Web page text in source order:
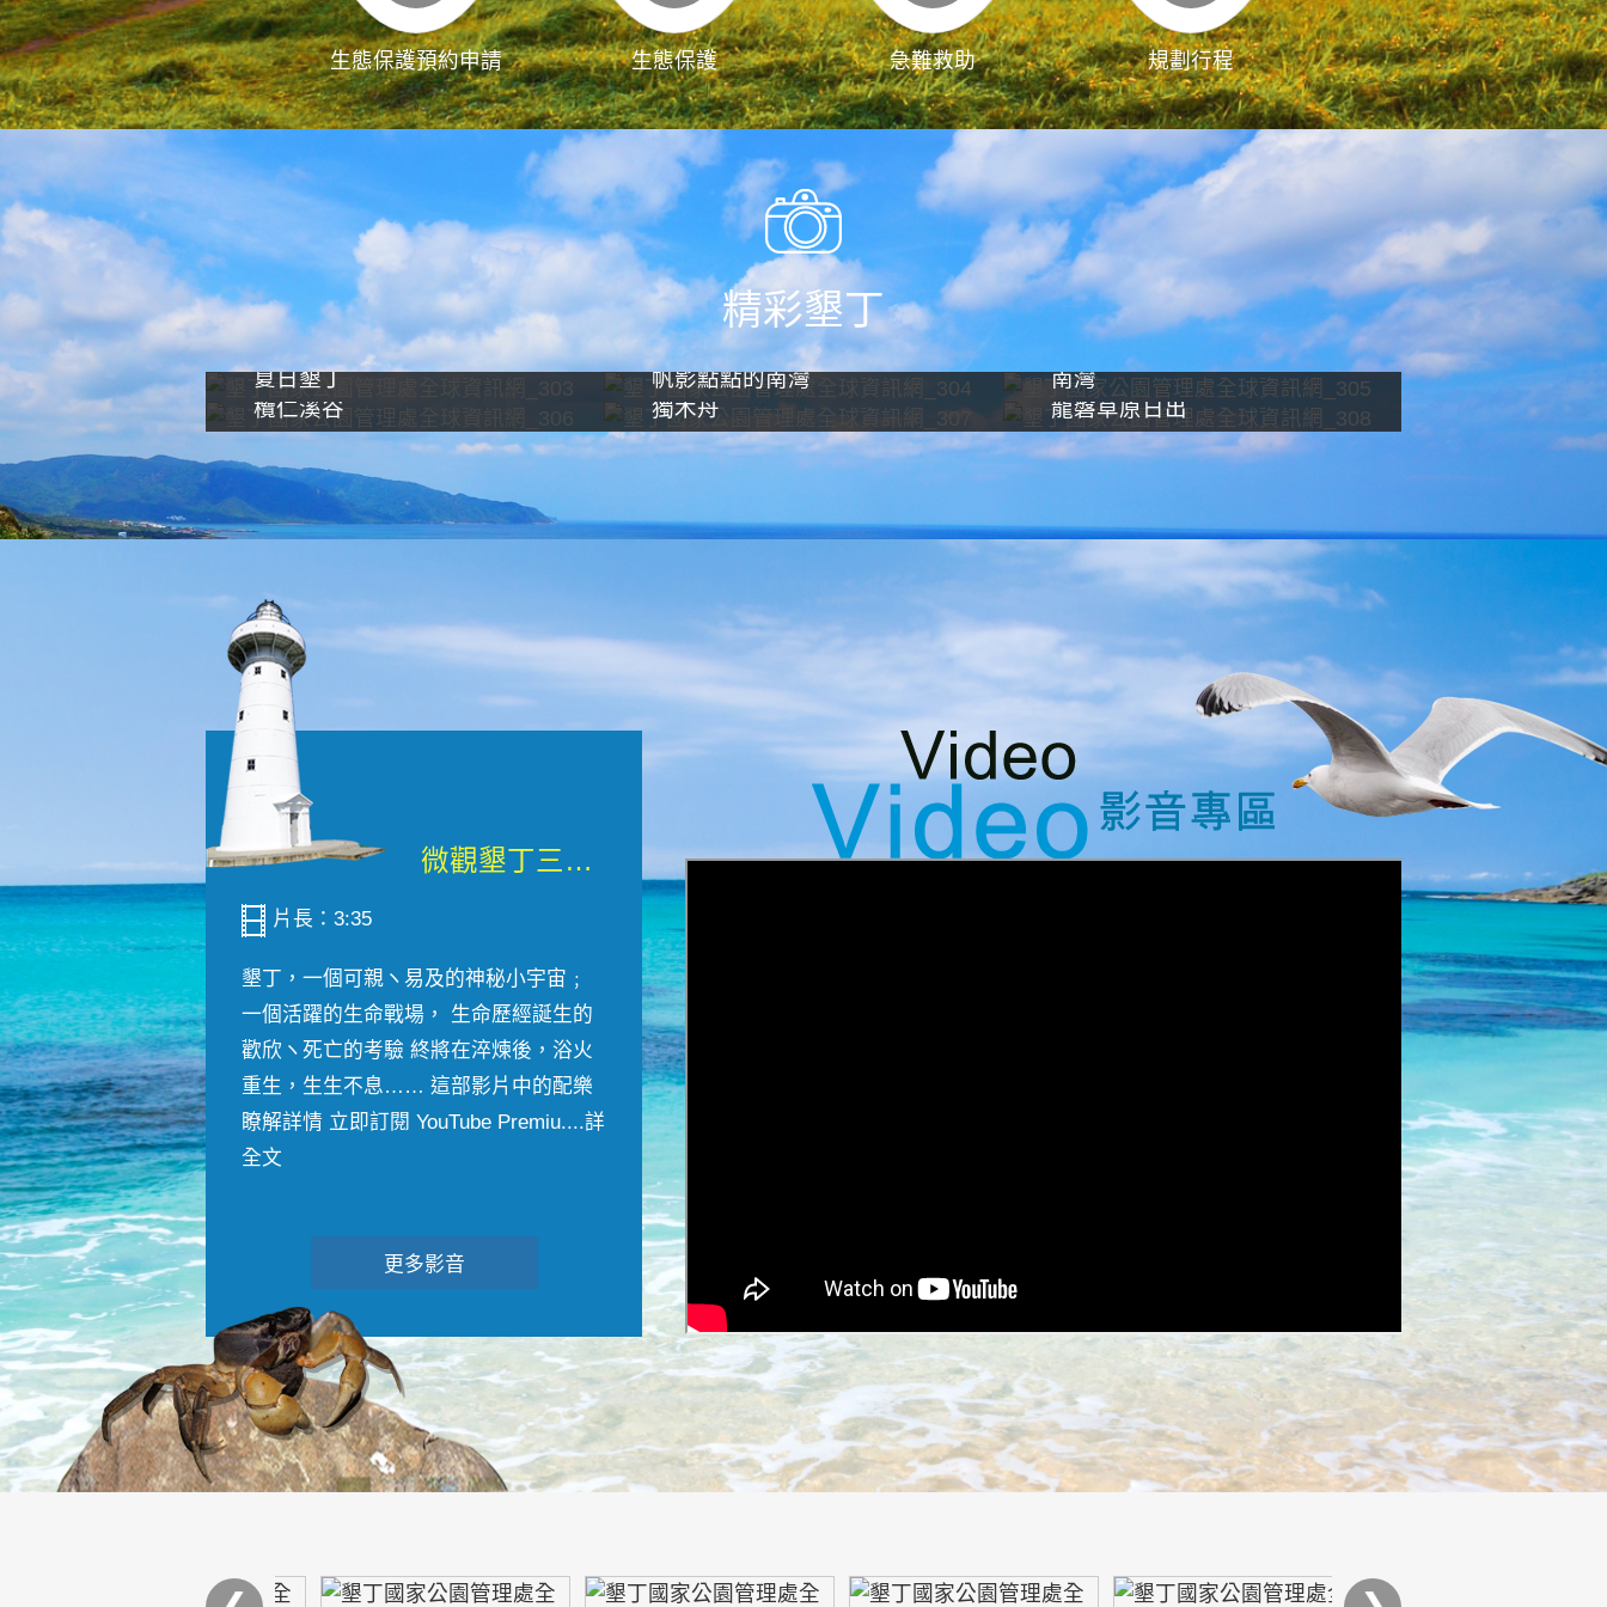
生態保護預約申請 生態保護 急難救助 規劃行程 影像直播
精彩墾丁
夏日墾丁 帆影點點的南灣
南灣
欖仁溪谷
獨木舟 龍磐草原日出
微觀墾丁三部曲 重生....
片長：3:35
墾丁，一個可親ヽ易及的神秘小宇宙﹔
一個活躍的生命戰場， 生命歷經誕生的
歡欣ヽ死亡的考驗 終將在淬煉後，浴火
重生，生生不息…… 這部影片中的配樂
瞭解詳情 立即訂閱 YouTube Premiu....詳
全文
更多影音